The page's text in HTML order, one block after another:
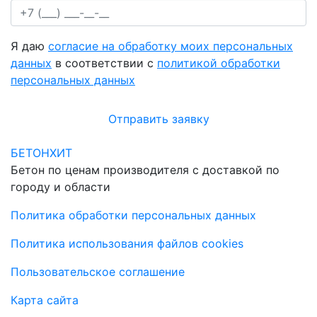
Я даю согласие на обработку моих персональных
данных в соответствии с политикой обработки
персональных данных
Отправить заявку
БЕТОНХИТ
Бетон по ценам производителя с доставкой по
городу и области
Политика обработки персональных данных
Политика использования файлов cookies
Пользовательское соглашение
Карта сайта